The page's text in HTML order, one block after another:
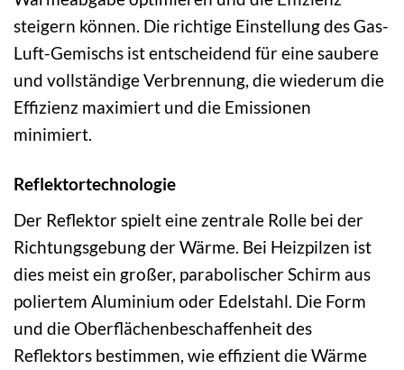
steigern können. Die richtige Einstellung des Gas-
Luft-Gemischs ist entscheidend für eine saubere
und vollständige Verbrennung, die wiederum die
Effizienz maximiert und die Emissionen
minimiert.
Reflektortechnologie
Der Reflektor spielt eine zentrale Rolle bei der
Richtungsgebung der Wärme. Bei Heizpilzen ist
dies meist ein großer, parabolischer Schirm aus
poliertem Aluminium oder Edelstahl. Die Form
und die Oberflächenbeschaffenheit des
Reflektors bestimmen, wie effizient die Wärme